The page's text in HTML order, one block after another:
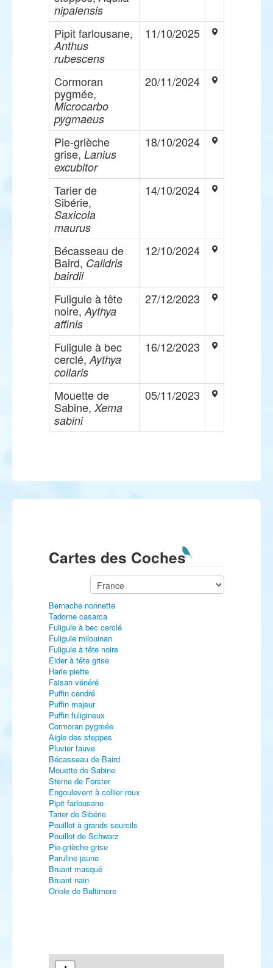
nipalensis
Pipit farlousane,
Anthus
rubescens
11/10/2025
Cormoran
pygmée,
Microcarbo
pygmaeus
20/11/2024
Pie-grièche
grise, Lanius
excubitor
18/10/2024
Tarier de
Sibérie,
Saxicola
maurus
14/10/2024
Bécasseau de
Baird, Calidris
bairdii
12/10/2024
Fuligule à tête
noire, Aythya
affinis
27/12/2023
Fuligule à bec
cerclé, Aythya
collaris
16/12/2023
Mouette de
Sabine, Xema
sabini
05/11/2023
Cartes des Coches
Bernache nonnette
Tadorne casarca
Fuligule à bec cerclé
Fuligule milouinan
Fuligule à tête noire
Eider à tête grise
Harle piette
Faisan vénéré
Puffin cendré
Puffin majeur
Puffin fuligineux
Cormoran pygmée
Aigle des steppes
Pluvier fauve
Bécasseau de Baird
Mouette de Sabine
Sterne de Forster
Engoulevent à collier roux
Pipit farlousane
Tarier de Sibérie
Pouillot à grands sourcils
Pouillot de Schwarz
Pie-grièche grise
Paruline jaune
Bruant masqué
Bruant nain
Oriole de Baltimore